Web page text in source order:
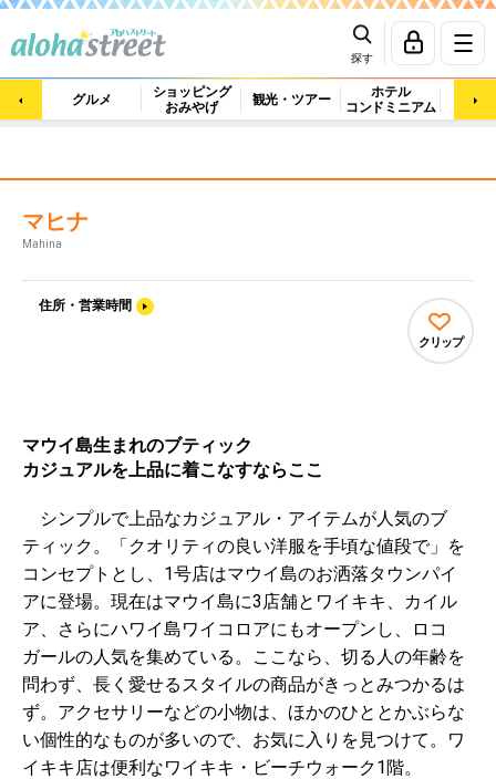
探す
グルメ
ショッピング
おみやげ
観光・ツアー
ホテル
コンドミニアム
マッ
マヒナ
Mahina
住所・営業時間
クリップ
マウイ島生まれのブティック
カジュアルを上品に着こなすならここ
シンプルで上品なカジュアル・アイテムが人気のブ
ティック。「クオリティの良い洋服を手頃な値段で」を
コンセプトとし、1号店はマウイ島のお洒落タウンパイ
アに登場。現在はマウイ島に3店舗とワイキキ、カイル
ア、さらにハワイ島ワイコロアにもオープンし、ロコ
ガールの人気を集めている。ここなら、切る人の年齢を
問わず、長く愛せるスタイルの商品がきっとみつかるは
ず。アクセサリーなどの小物は、ほかのひととかぶらな
い個性的なものが多いので、お気に入りを見つけて。ワ
イキキ店は便利なワイキキ・ビーチウォーク1階。